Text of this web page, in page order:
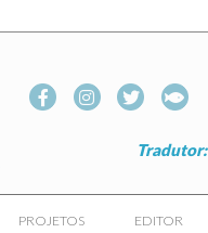
Tradutor:
PROJETOS EDITOR